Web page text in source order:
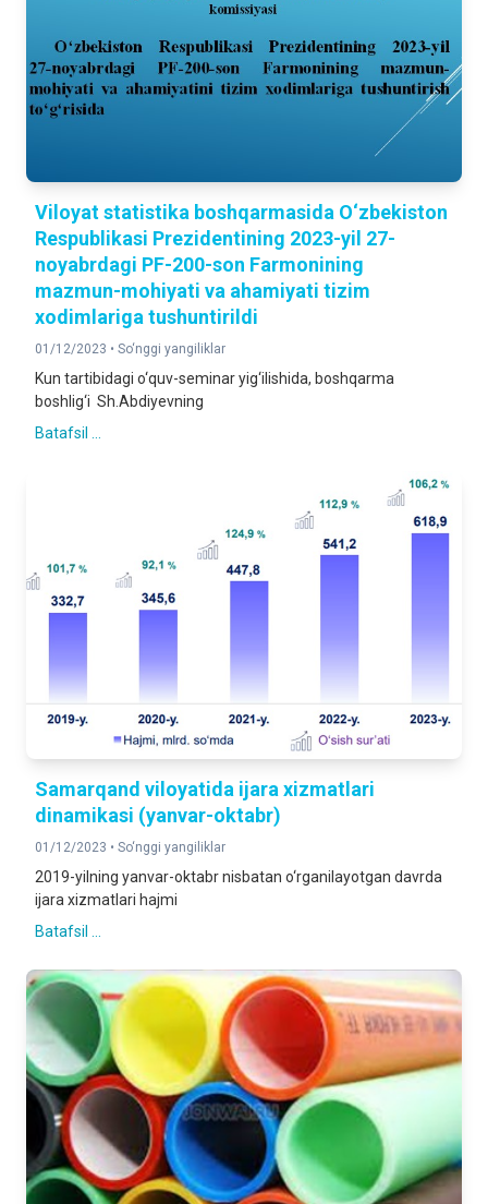
Viloyat statistika boshqarmasida O‘zbekiston
Respublikasi Prezidentining 2023-yil 27-
noyabrdagi PF-200-son Farmonining
mazmun-mohiyati va ahamiyati tizim
xodimlariga tushuntirildi
01/12/2023 • So‘nggi yangiliklar
Kun tartibidagi o‘quv-seminar yig‘ilishida, boshqarma
boshlig‘i Sh.Abdiyevning
Batafsil ...
Samarqand viloyatida ijara xizmatlari
dinamikasi (yanvar-oktabr)
01/12/2023 • So‘nggi yangiliklar
2019-yilning yanvar-oktabr nisbatan o‘rganilayotgan davrda
ijara xizmatlari hajmi
Batafsil ...